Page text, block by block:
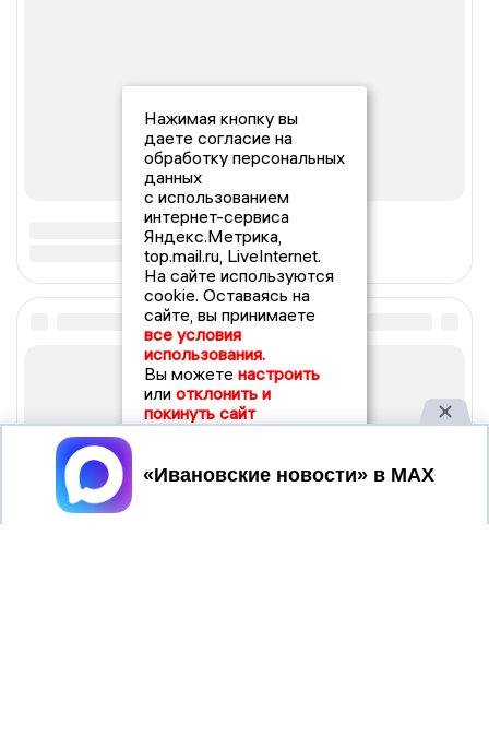
Нажимая кнопку вы
даете согласие на
обработку персональных
данных
с использованием
интернет-сервиса
Яндекс.Метрика,
top.mail.ru, LiveInternet.
На сайте используются
cookie. Оставаясь на
сайте, вы принимаете
все условия
использования.
Вы можете настроить
или отклонить и
покинуть сайт
Принять